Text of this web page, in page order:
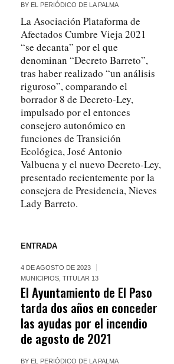
BY EL PERIÓDICO DE LA PALMA
La Asociación Plataforma de
Afectados Cumbre Vieja 2021
“se decanta” por el que
denominan “Decreto Barreto”,
tras haber realizado “un análisis
riguroso”, comparando el
borrador 8 de Decreto-Ley,
impulsado por el entonces
consejero autonómico en
funciones de Transición
Ecológica, José Antonio
Valbuena y el nuevo Decreto-Ley,
presentado recientemente por la
consejera de Presidencia, Nieves
Lady Barreto.
ENTRADA
4 DE AGOSTO DE 2023
MUNICIPIOS ,TITULAR 13
El Ayuntamiento de El Paso
tarda dos años en conceder
las ayudas por el incendio
de agosto de 2021
BY EL PERIÓDICO DE LA PALMA